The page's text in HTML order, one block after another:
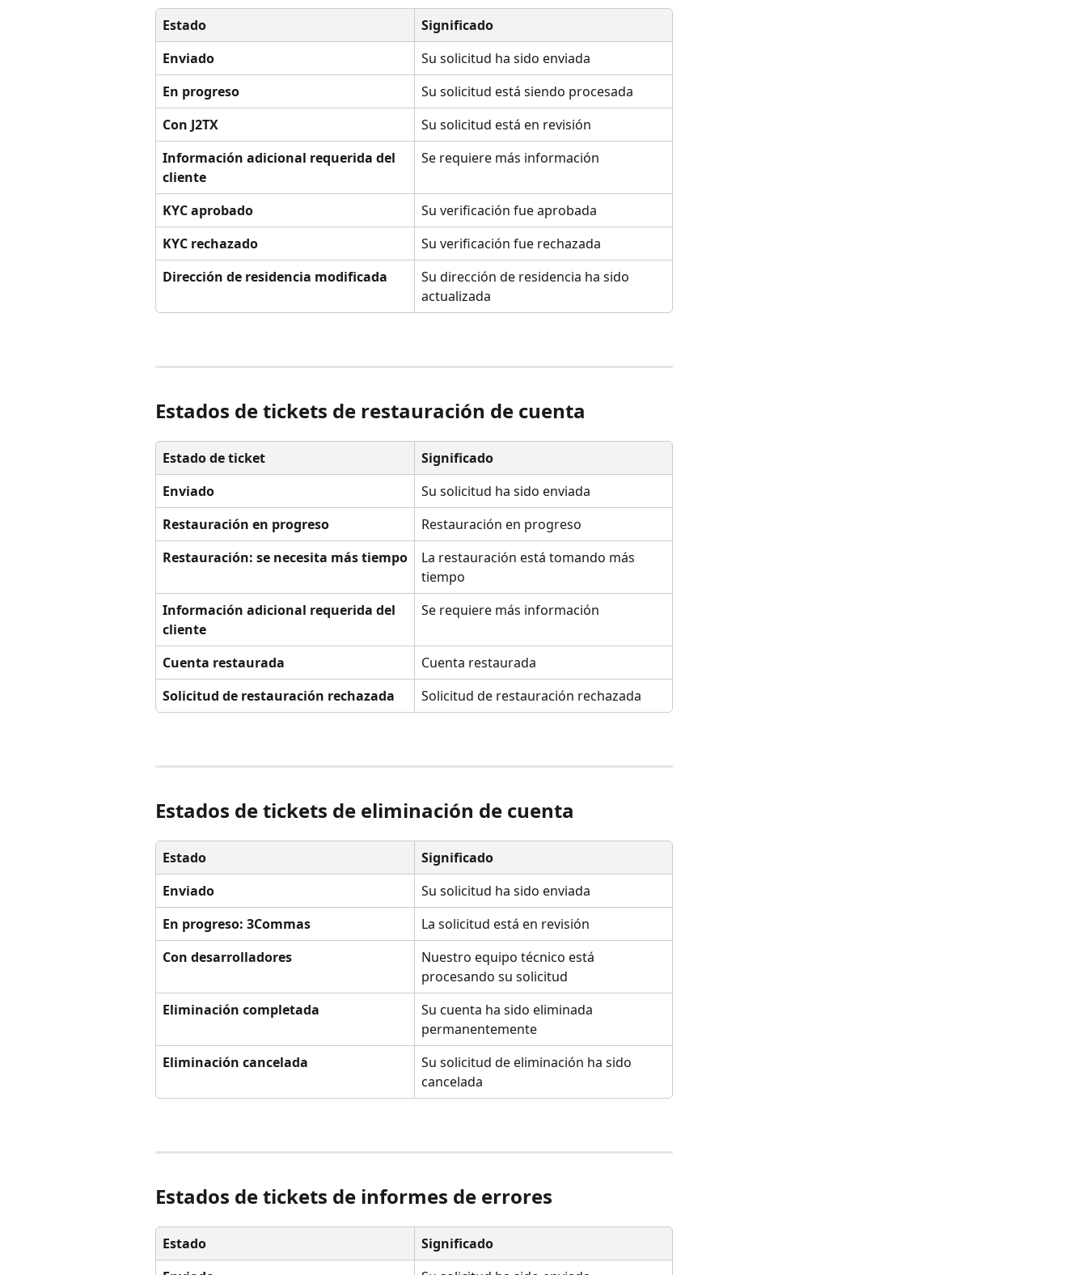
Estado
Significado
Enviado
Su solicitud ha sido enviada
En progreso
Su solicitud está siendo procesada
Con J2TX
Su solicitud está en revisión
Información adicional requerida del
cliente
Se requiere más información
KYC aprobado
Su verificación fue aprobada
KYC rechazado
Su verificación fue rechazada
Dirección de residencia modificada
Su dirección de residencia ha sido
actualizada
Estados de tickets de restauración de cuenta
Estado de ticket
Significado
Enviado
Su solicitud ha sido enviada
Restauración en progreso
Restauración en progreso
Restauración: se necesita más tiempo
La restauración está tomando más
tiempo
Información adicional requerida del
cliente
Se requiere más información
Cuenta restaurada
Cuenta restaurada
Solicitud de restauración rechazada
Solicitud de restauración rechazada
Estados de tickets de eliminación de cuenta
Estado
Significado
Enviado
Su solicitud ha sido enviada
En progreso: 3Commas
La solicitud está en revisión
Con desarrolladores
Nuestro equipo técnico está
procesando su solicitud
Eliminación completada
Su cuenta ha sido eliminada
permanentemente
Eliminación cancelada
Su solicitud de eliminación ha sido
cancelada
Estados de tickets de informes de errores
Estado
Significado